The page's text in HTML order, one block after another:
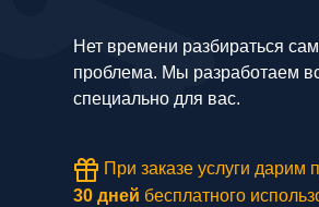
Нет времени разбираться
проблема. Мы разработаем
специально для вас.
При заказе услуги дарим
30 дней бесплатного